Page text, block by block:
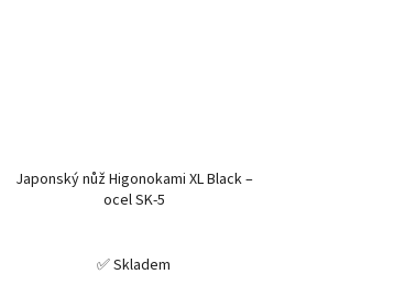
Japonský nůž Higonokami XL Black –
ocel SK-5
✅ Skladem